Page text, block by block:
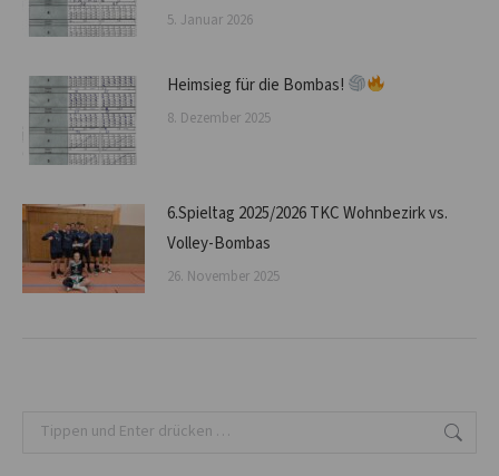
5. Januar 2026
Heimsieg für die Bombas!
8. Dezember 2025
6.Spieltag 2025/2026 TKC Wohnbezirk vs.
Volley-Bombas
26. November 2025
Search: